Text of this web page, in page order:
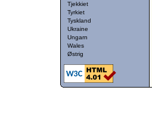
Tjekkiet
Tyrkiet
Tyskland
Ukraine
Ungarn
Wales
Østrig